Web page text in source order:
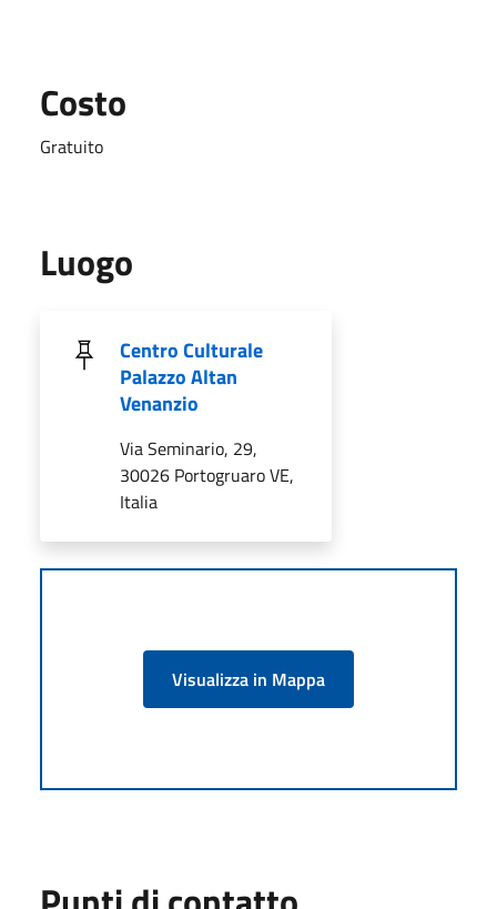
Costo
Gratuito
Luogo
Centro Culturale
Palazzo Altan
Venanzio
Via Seminario, 29,
30026 Portogruaro VE,
Italia
Visualizza in Mappa